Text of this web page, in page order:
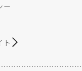
ー
ト